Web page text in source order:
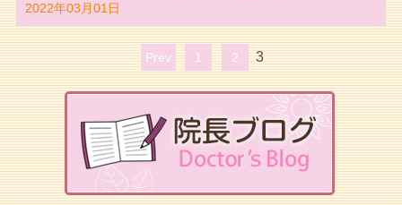
2022年03月01日
Prev 1 2 3